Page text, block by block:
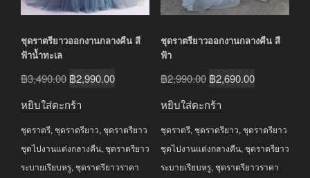
ชุดราตรียาวออกงานกลางคืน สี
ฟ้าน้ำทะเล
฿3,490.00 Original
฿3,490.00.
฿2,990.00Current
฿2,990.00.
หยิบใส่ตะกร้า
ชุดราตรี, ชุดราตรียาว, ชุดราตรียาว
ชุดไปงานแต่งกลางคืน, ชุดราตรียาว
ระบายเรียบหรู, ชุดราตรียาวราคา
ชุดราตรียาวออกงานกลางคืน สี
ฟ้า
฿2,990.00 Original
฿2,990.00.
฿2,690.00Current
฿2,690.00.
หยิบใส่ตะกร้า
ชุดราตรี, ชุดราตรียาว, ชุดราตรียาว
ชุดไปงานแต่งกลางคืน, ชุดราตรียาว
ระบายเรียบหรู, ชุดราตรียาวราคา